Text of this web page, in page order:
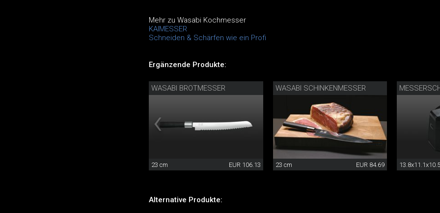
Mehr zu Wasabi Kochmesser
KAIMESSER
Schneiden & Schärfen wie ein Profi
Ergänzende Produkte:
WASABI BROTMESSER
23 cm EUR 106.13
WASABI SCHINKENMESSER
23 cm EUR 84.69
Alternative Produkte: